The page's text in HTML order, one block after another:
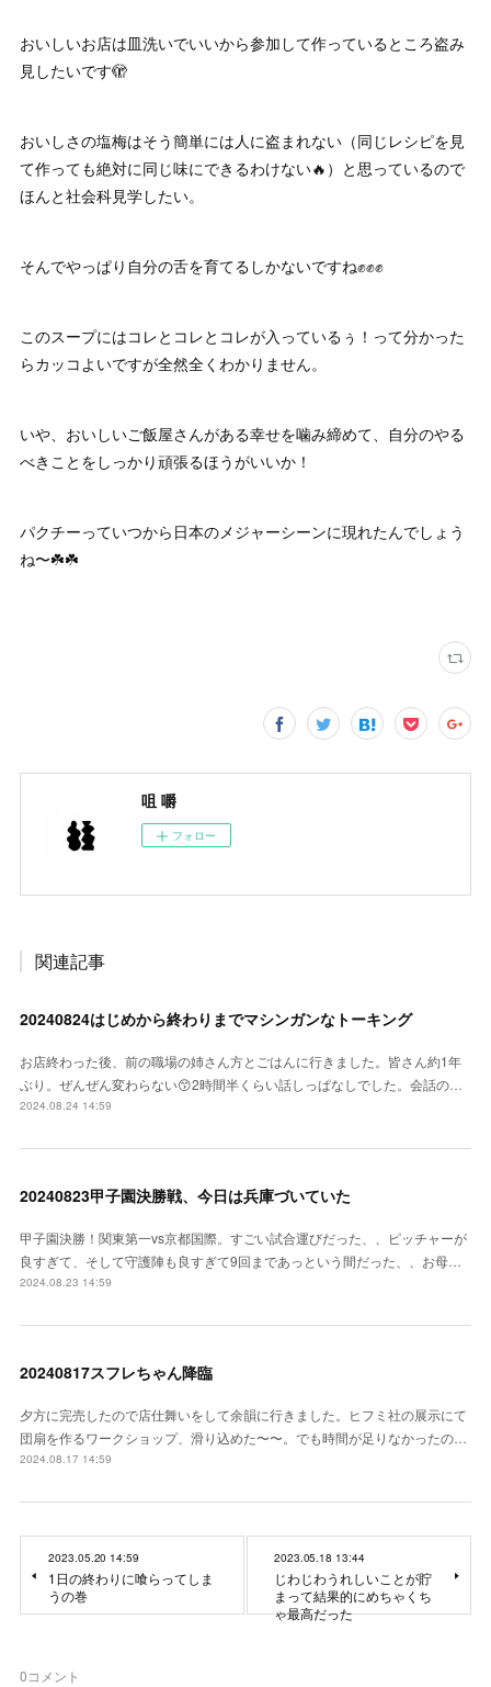
おいしいお店は皿洗いでいいから参加して作っているところ盗み
見したいです🫣
おいしさの塩梅はそう簡単には人に盗まれない（同じレシピを見
て作っても絶対に同じ味にできるわけない🔥）と思っているので
ほんと社会科見学したい。
そんでやっぱり自分の舌を育てるしかないですね✊✊✊
このスープにはコレとコレとコレが入っているぅ！って分かった
らカッコよいですが全然全くわかりません。
いや、おいしいご飯屋さんがある幸せを噛み締めて、自分のやる
べきことをしっかり頑張るほうがいいか！
パクチーっていつから日本のメジャーシーンに現れたんでしょう
ね〜☘️☘️
咀 嚼
フォロー
関連記事
20240824はじめから終わりまでマシンガンなトーキング
お店終わった後、前の職場の姉さん方とごはんに行きました。皆さん約1年
ぶり。ぜんぜん変わらない😙2時間半くらい話しっぱなしでした。会話の…
2024.08.24 14:59
20240823甲子園決勝戦、今日は兵庫づいていた
甲子園決勝！関東第一vs京都国際。すごい試合運びだった、、ピッチャーが
良すぎて、そして守護陣も良すぎて9回まであっという間だった、、お母…
2024.08.23 14:59
20240817スフレちゃん降臨
夕方に完売したので店仕舞いをして余韻に行きました。ヒフミ社の展示にて
団扇を作るワークショップ、滑り込めた〜〜。でも時間が足りなかったの…
2024.08.17 14:59
2023.05.20 14:59
1日の終わりに喰らってしま
うの巻
2023.05.18 13:44
じわじわうれしいことが貯
まって結果的にめちゃくち
ゃ最高だった
0コメント